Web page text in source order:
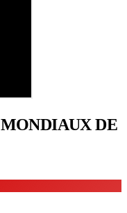
MONDIAUX DE